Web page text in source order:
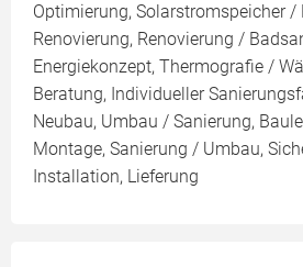
Optimierung, Solarstromspeicher /
Renovierung, Renovierung /
Energiekonzept, Thermografie /
Beratung, Individueller
Neubau, Umbau / Sanierung,
Montage, Sanierung / Umbau,
Installation, Lieferung